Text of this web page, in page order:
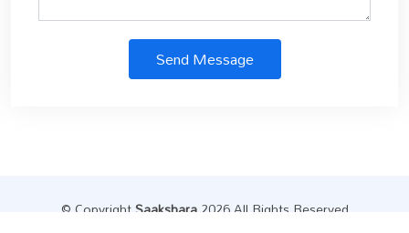
Send Message
© CopyrightSaakshara.2026 All Rights Reserved